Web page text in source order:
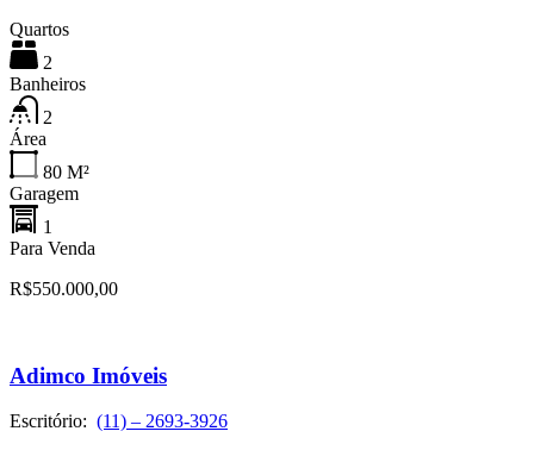
Quartos
2
Banheiros
2
Área
80 M²
Garagem
1
Para Venda
R$550.000,00
Adimco Imóveis
Escritório: (11) – 2693-3926